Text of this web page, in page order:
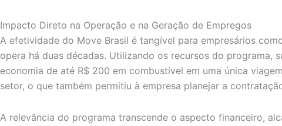
Impacto Direto na Operação e na Geração de Empregos
A efetividade do Move Brasil é tangível para empresários
opera há duas décadas. Utilizando os recursos do programa,
economia de até R$ 200 em combustível em uma única
setor, o que também permitiu à empresa planejar a
A relevância do programa transcende o aspecto financeiro,